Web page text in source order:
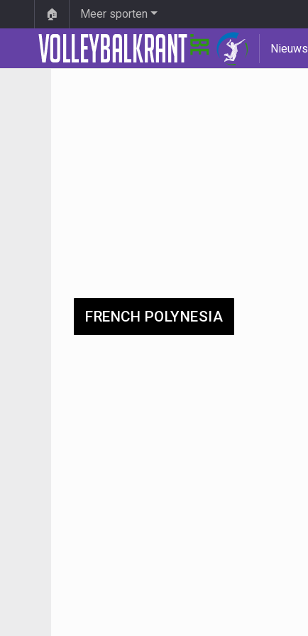
🏠 Meer sporten
Nieuws
FRENCH POLYNESIA